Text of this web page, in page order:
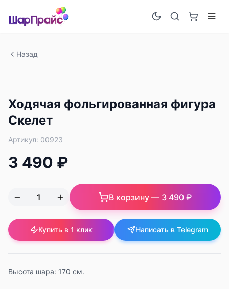
Назад
Ходячая фольгированная фигура
Скелет
Артикул: 00923
3 490 ₽
В корзину — 3 490 ₽
Купить в 1 клик Написать в Telegram
Высота шара: 170 см.